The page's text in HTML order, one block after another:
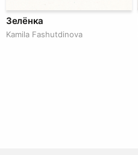
Зелёнка
Kamila Fashutdinova